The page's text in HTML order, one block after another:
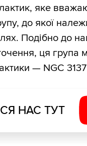
яке
до якої
Подібно до
ця група
— NGC
НАС ТУТ